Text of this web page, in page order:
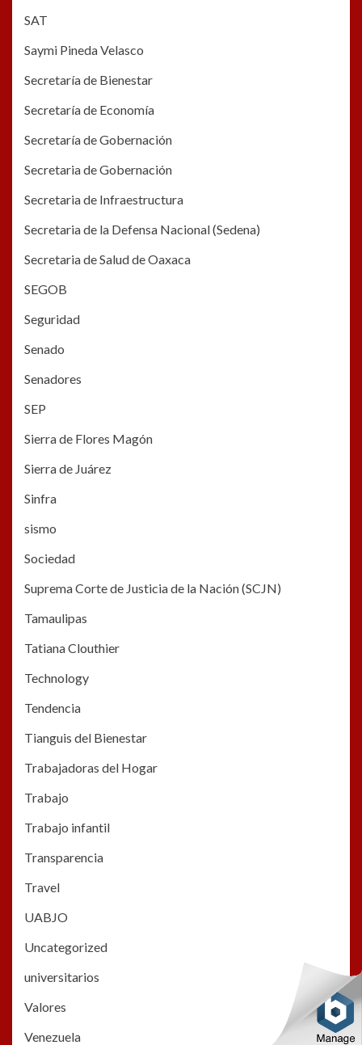
SAT
Saymi Pineda Velasco
Secretaría de Bienestar
Secretaría de Economía
Secretaría de Gobernación
Secretaria de Gobernación
Secretaria de Infraestructura
Secretaria de la Defensa Nacional (Sedena)
Secretaria de Salud de Oaxaca
SEGOB
Seguridad
Senado
Senadores
SEP
Sierra de Flores Magón
Sierra de Juárez
Sinfra
sismo
Sociedad
Suprema Corte de Justicia de la Nación (SCJN)
Tamaulipas
Tatiana Clouthier
Technology
Tendencia
Tianguis del Bienestar
Trabajadoras del Hogar
Trabajo
Trabajo infantil
Transparencia
Travel
UABJO
Uncategorized
universitarios
Valores
Venezuela